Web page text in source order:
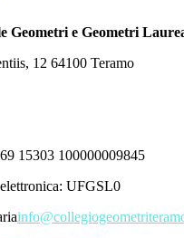
Geometri e Geometri
12 64100 Teramo
15303 100000009845
UFGSL0